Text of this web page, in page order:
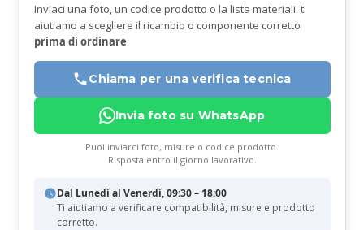
Inviaci una foto, un codice prodotto o la lista materiali: ti
aiutiamo a scegliere il ricambio o componente corretto
prima di ordinare.
Chiama per una verifica tecnica
Invia foto su WhatsApp
Puoi inviarci foto, misure o codice prodotto.
Risposta entro il giorno lavorativo.
Dal Lunedì al Venerdì, 09:30 – 18:00
Ti aiutiamo a verificare compatibilità, misure e prodotto
corretto.